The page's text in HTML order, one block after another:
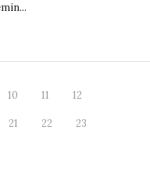
10 11 12
21 22 23